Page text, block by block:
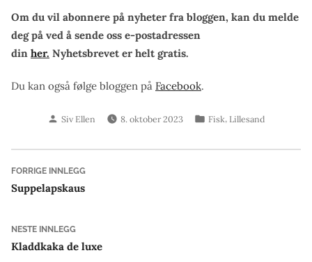
Om du vil abonnere på nyheter fra bloggen, kan du melde
deg på ved å sende oss e-postadressen
din her. Nyhetsbrevet er helt gratis.
Du kan også følge bloggen på Facebook.
Skrevet
Siv Ellen 8. oktober 2023
Publisert
Fisk, Lillesand
Innleggsnavigasjon
FORRIGE INNLEGGForrige
Suppelapskaus
NESTE INNLEGGNeste
innlegg:
Kladdkaka de luxe